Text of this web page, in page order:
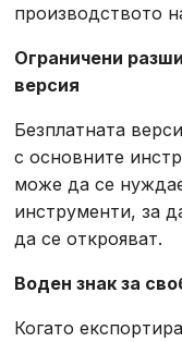
производството
Ограничени
версия
Безплатната
с основните
може да се
инструменти, за
да се открояват.
Воден знак за
Когато